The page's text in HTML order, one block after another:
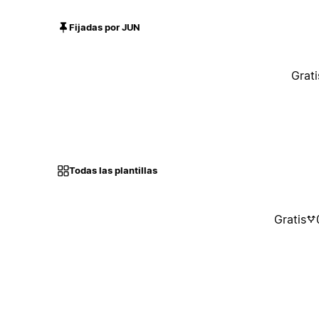
Fijadas por JUN
Todas las plantillas
Gratis